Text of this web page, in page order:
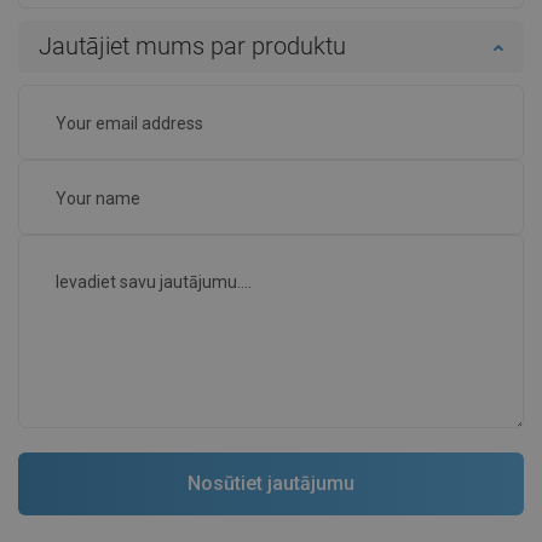
Jautājiet mums par produktu